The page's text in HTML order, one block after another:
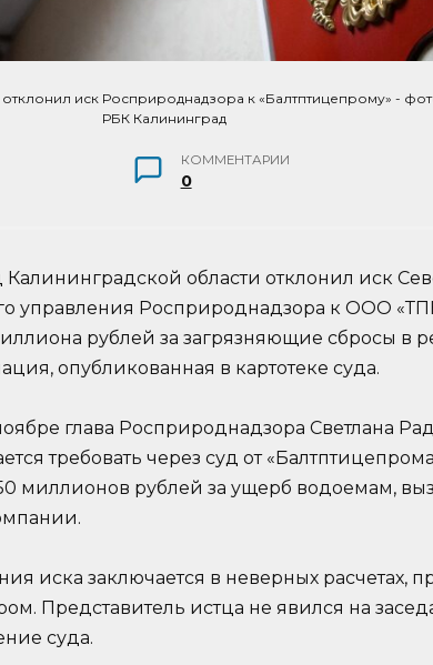
иск Росприроднадзора к «Балтптицепрому» -
РБК Калининград
КОММЕНТАРИИ
0
области отклонил иск
управления Росприроднадзора к ООО
рублей за загрязняющие сбросы в
опубликованная в картотеке суда.
глава Росприроднадзора Светлана
требовать через суд от
миллионов рублей за ущерб водоемам,
иска заключается в неверных расчетах,
Представитель истца не явился на
суда.